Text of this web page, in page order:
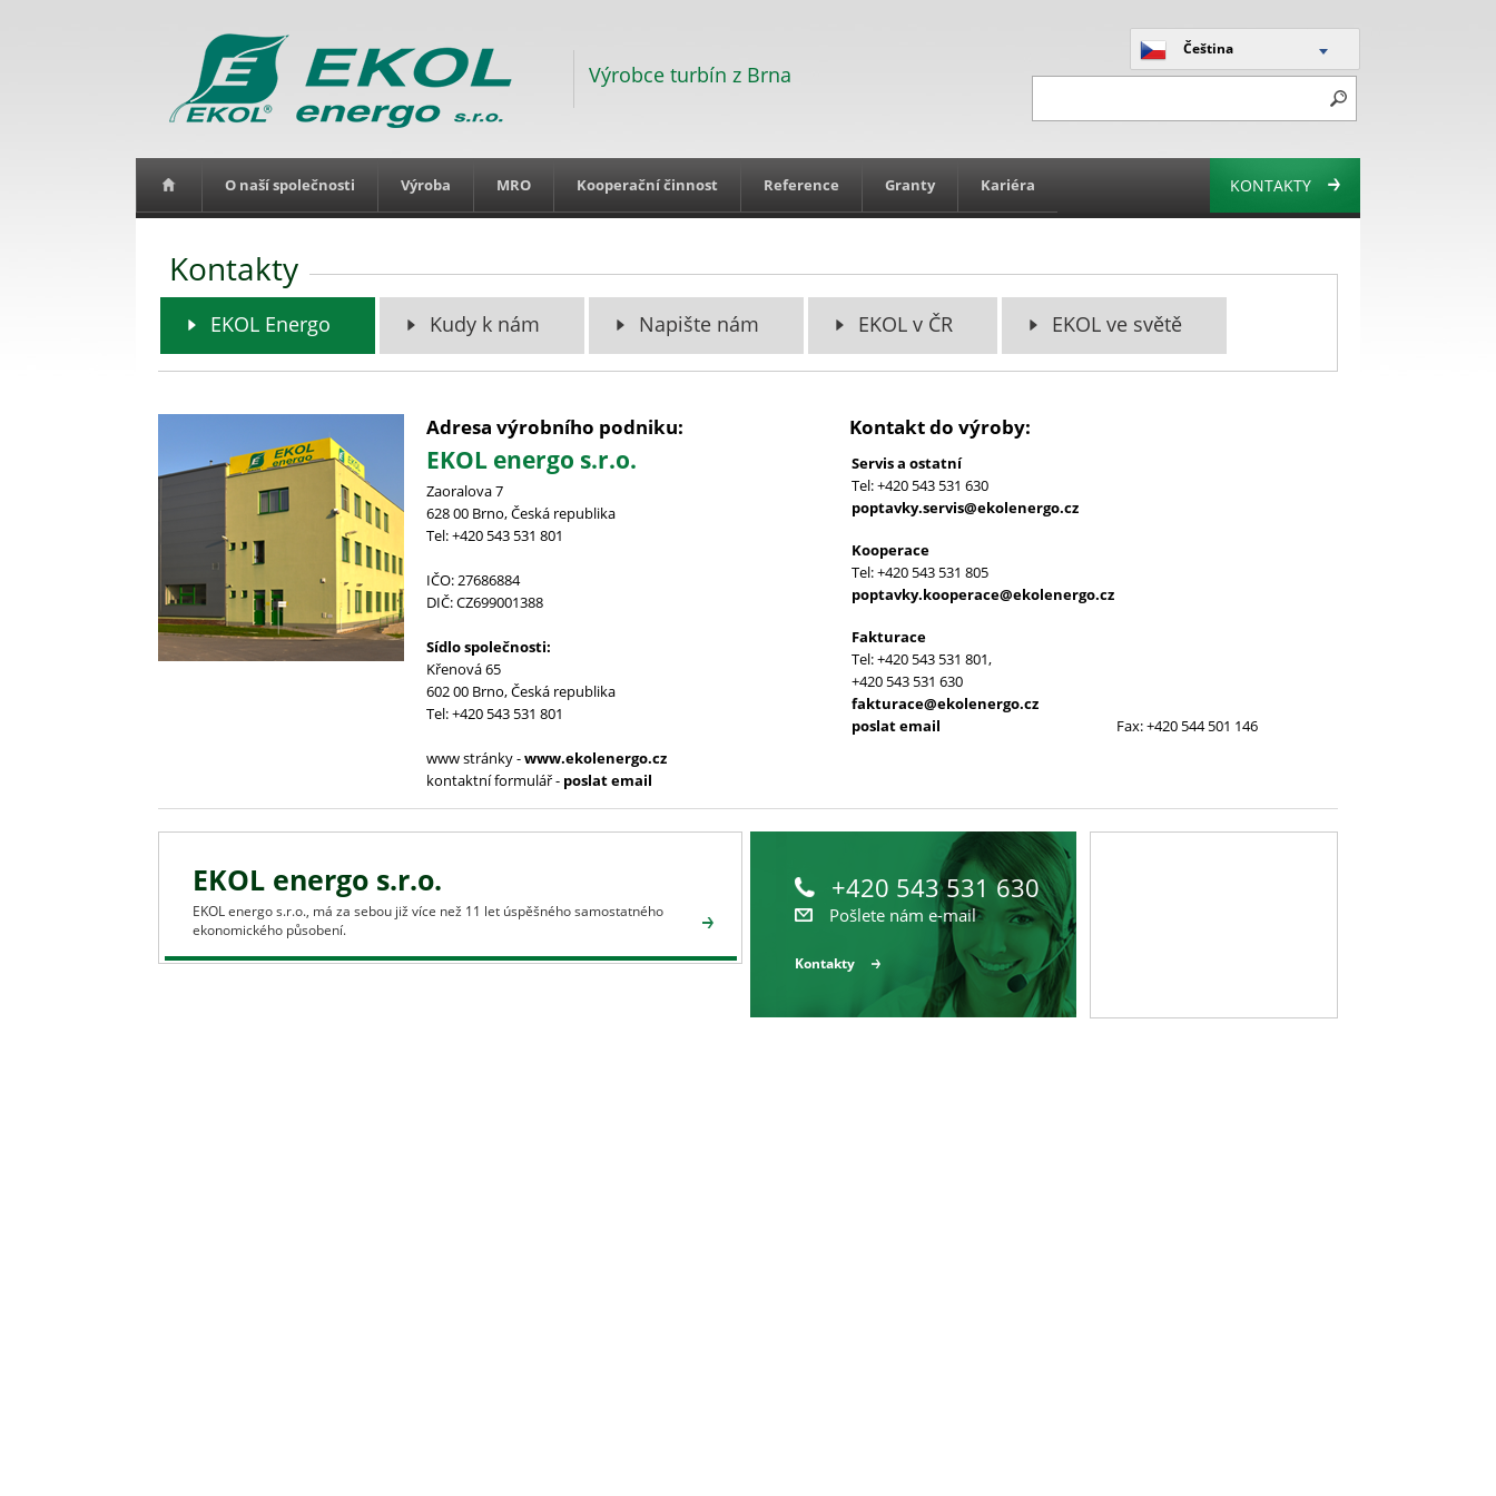
Výrobce turbín z Brna
Čeština
O naší společnosti Výroba MRO Kooperační činnost Reference Granty Kariéra KONTAKTY
Kontakty
EKOL Energo Kudy k nám Napište nám EKOL v ČR EKOL ve světě
Adresa výrobního podniku:
EKOL energo s.r.o.
Zaoralova 7
628 00 Brno, Česká republika
Tel: +420 543 531 801
IČO: 27686884
DIČ: CZ699001388
Sídlo společnosti:
Křenová 65
602 00 Brno, Česká republika
Tel: +420 543 531 801
www stránky -www.ekolenergo.cz
kontaktní formulář - poslat email
Kontakt do výroby:
Servis a ostatní
Tel: +420 543 531 630
poptavky.servis@ekolenergo.cz
Kooperace
Tel: +420 543 531 805
poptavky.kooperace@ekolenergo.cz
Fakturace
Tel: +420 543 531 801,
+420 543 531 630
fakturace@ekolenergo.cz
poslat email
Fax: +420 544 501 146
EKOL energo s.r.o.
EKOL energo s.r.o., má za sebou již více než 11 let úspěšného samostatného
ekonomického působení.
+420 543 531 630
Pošlete nám e-mail
Kontakty